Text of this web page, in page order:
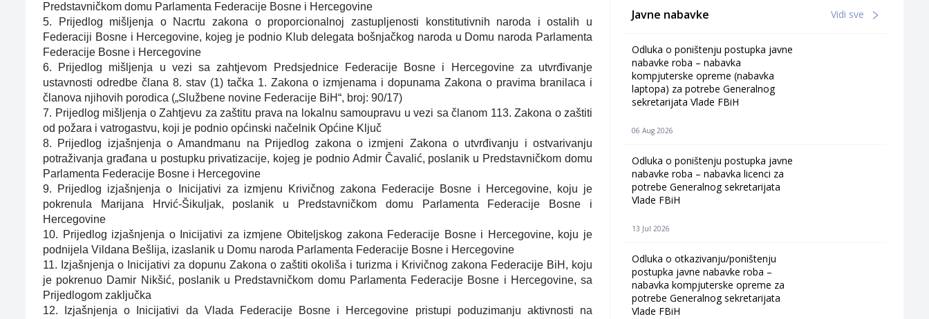
Predstavničkom domu Parlamenta Federacije Bosne i Hercegovine
5. Prijedlog mišljenja o Nacrtu zakona o proporcionalnoj zastupljenosti konstitutivnih naroda i ostalih u
Federaciji Bosne i Hercegovine, kojeg je podnio Klub delegata bošnjačkog naroda u Domu naroda Parlamenta
Federacije Bosne i Hercegovine
6. Prijedlog mišljenja u vezi sa zahtjevom Predsjednice Federacije Bosne i Hercegovine za utvrđivanje
ustavnosti odredbe člana 8. stav (1) tačka 1. Zakona o izmjenama i dopunama Zakona o pravima branilaca i
članova njihovih porodica („Službene novine Federacije BiH“, broj: 90/17)
7. Prijedlog mišljenja o Zahtjevu za zaštitu prava na lokalnu samoupravu u vezi sa članom 113. Zakona o zaštiti
od požara i vatrogastvu, koji je podnio općinski načelnik Općine Ključ
8. Prijedlog izjašnjenja o Amandmanu na Prijedlog zakona o izmjeni Zakona o utvrđivanju i ostvarivanju
potraživanja građana u postupku privatizacije, kojeg je podnio Admir Čavalić, poslanik u Predstavničkom domu
Parlamenta Federacije Bosne i Hercegovine
9. Prijedlog izjašnjenja o Inicijativi za izmjenu Krivičnog zakona Federacije Bosne i Hercegovine, koju je
pokrenula Marijana Hrvić-Šikuljak, poslanik u Predstavničkom domu Parlamenta Federacije Bosne i
Hercegovine
10. Prijedlog izjašnjenja o Inicijativi za izmjene Obiteljskog zakona Federacije Bosne i Hercegovine, koju je
podnijela Vildana Bešlija, izaslanik u Domu naroda Parlamenta Federacije Bosne i Hercegovine
11. Izjašnjenja o Inicijativi za dopunu Zakona o zaštiti okoliša i turizma i Krivičnog zakona Federacije BiH, koju
je pokrenuo Damir Nikšić, poslanik u Predstavničkom domu Parlamenta Federacije Bosne i Hercegovine, sa
Prijedlogom zaključka
12. Izjašnjenja o Inicijativi da Vlada Federacije Bosne i Hercegovine pristupi poduzimanju aktivnosti na
Javne nabavke Vidi sve
Odluka o poništenju postupka javne
nabavke roba – nabavka
kompjuterske opreme (nabavka
laptopa) za potrebe Generalnog
sekretarijata Vlade FBiH
06 Aug 2026
Odluka o poništenju postupka javne
nabavke roba – nabavka licenci za
potrebe Generalnog sekretarijata
Vlade FBiH
13 Jul 2026
Odluka o otkazivanju/poništenju
postupka javne nabavke roba –
nabavka kompjuterske opreme za
potrebe Generalnog sekretarijata
Vlade FBiH